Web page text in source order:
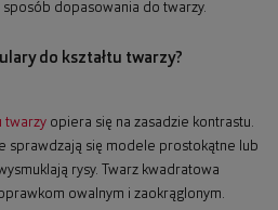
sposób dopasowania do twarzy.
do kształtu twarzy?
twarzy opiera się na zasadzie kontrastu.
sprawdzają się modele prostokątne lub
rysy. Twarz kwadratowa
owalnym i zaokrąglonym.